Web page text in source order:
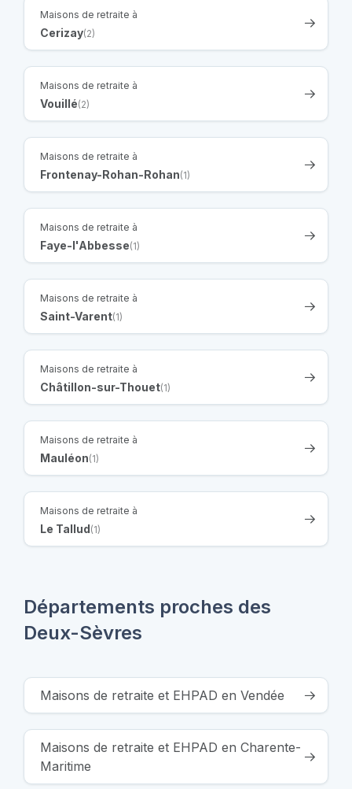
Maisons de retraite à
Cerizay(2)
Maisons de retraite à
Vouillé(2)
Maisons de retraite à
Frontenay-Rohan-Rohan(1)
Maisons de retraite à
Faye-l'Abbesse(1)
Maisons de retraite à
Saint-Varent(1)
Maisons de retraite à
Châtillon-sur-Thouet(1)
Maisons de retraite à
Mauléon(1)
Maisons de retraite à
Le Tallud (1)
Départements proches des
Deux-Sèvres
Maisons de retraite et EHPAD en Vendée
Maisons de retraite et EHPAD en Charente-
Maritime